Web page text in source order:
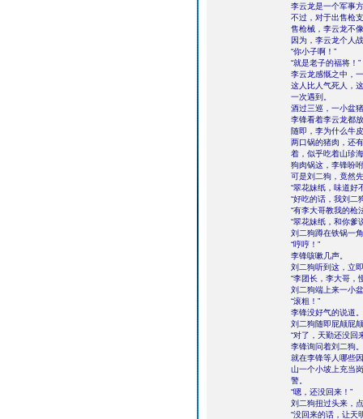
李云龙是一个军事
不过，对于出售枪
售枪械，李云龙不
因为，李云龙个人
“你小子啊！”
“就是老子的福将！”
李云龙感慨之中，
这人比人气死人，
一次遇到。
酒过三巡，一小盆
李锋看着李云龙都
随即，李为什么牛
两口锅的猪肉，还
着，似乎吃着山珍
狗肉锅这，李锋吩
可是刘二狗，竟然
“翠花妹纸，味道好
“好吃的话，我刘二
“有李大哥教我的枪
“翠花妹纸，和你爹
刘二狗蹲在铁锅一
“哼哼！”
李锋咳嗽几声。
刘二狗听到这，立
“李团长，李大哥，
刘二狗端上来一小
“滚粗！”
李锋没好气的说道。
刘二狗随即屁颠屁
“对了，天勤还没回
李锋询问着刘二狗。
就在李锋等人哪些
山一个小坡上充当
警。
“嗯，还没回来！”
刘二狗扭过头来，
“没回来的话，让天